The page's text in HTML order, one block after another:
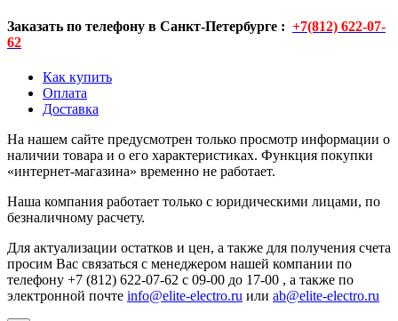
Заказать по телефону в Санкт-Петербурге : +7(812) 622-07-
62
Как купить
Оплата
Доставка
На нашем сайте предусмотрен только просмотр информации о
наличии товара и о его характеристиках. Функция покупки
«интернет-магазина» временно не работает.
Наша компания работает только с юридическими лицами, по
безналичному расчету.
Для актуализации остатков и цен, а также для получения счета
просим Вас связаться с менеджером нашей компании по
телефону +7 (812) 622-07-62 с 09-00 до 17-00 , а также по
электронной почте info@elite-electro.ru или ab@elite-electro.ru